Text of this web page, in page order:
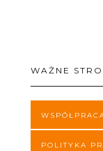
WAŻNE
POLITYKA